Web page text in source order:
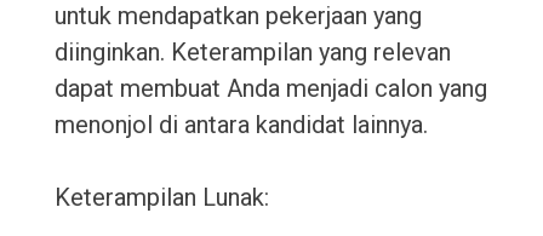
untuk mendapatkan pekerjaan yang
diinginkan. Keterampilan yang relevan
dapat membuat Anda menjadi calon yang
menonjol di antara kandidat lainnya.
Keterampilan Lunak: